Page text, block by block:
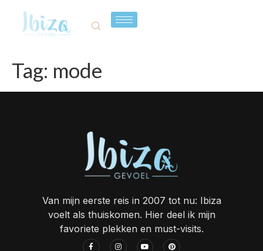
Tag: mode
Van mijn eerste reis in 2007 tot nu: Ibiza
voelt als thuiskomen. Hier deel ik mijn
favoriete plekken en must-visits.